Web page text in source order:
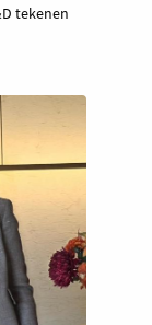
tekenen